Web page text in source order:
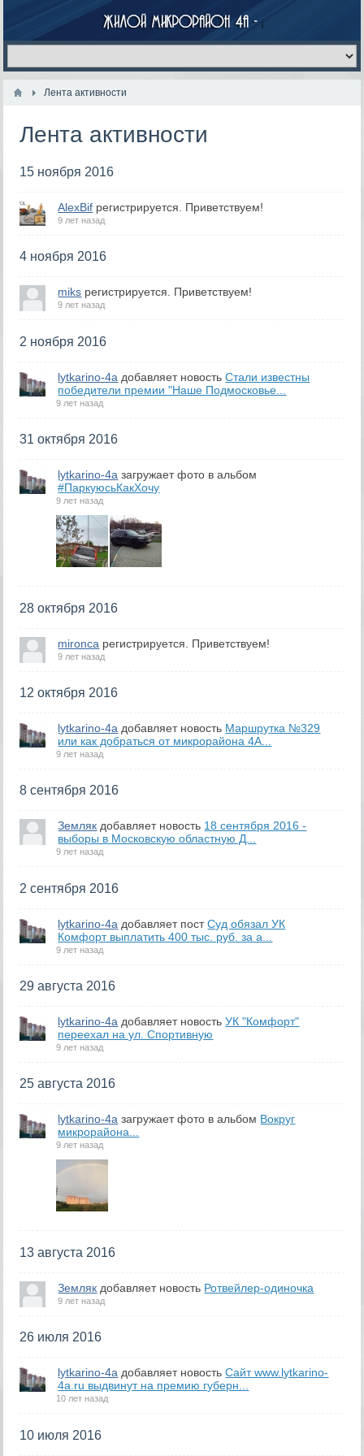
Лента активности
Лента активности
15 ноября 2016
AlexBif регистрируется. Приветствуем!
9 лет назад
4 ноября 2016
miks регистрируется. Приветствуем!
9 лет назад
2 ноября 2016
lytkarino-4a добавляет новостьСтали известны
победители премии "Наше Подмосковье...
9 лет назад
31 октября 2016
lytkarino-4a загружает фото в альбом
#ПаркуюсьКакХочу
9 лет назад
28 октября 2016
mironca регистрируется. Приветствуем!
9 лет назад
12 октября 2016
lytkarino-4a добавляет новость Маршрутка №329
или как добраться от микрорайона 4А...
9 лет назад
8 сентября 2016
Земляк добавляет новость 18 сентября 2016 -
выборы в Московскую областную Д...
9 лет назад
2 сентября 2016
lytkarino-4a добавляет постСуд обязал УК
Комфорт выплатить 400 тыс. руб. за а...
9 лет назад
29 августа 2016
lytkarino-4a добавляет новостьУК "Комфорт"
переехал на ул. Спортивную
9 лет назад
25 августа 2016
lytkarino-4a загружает фото в альбом Вокруг
микрорайона...
9 лет назад
13 августа 2016
Земляк добавляет новость Ротвейлер-одиночка
9 лет назад
26 июля 2016
lytkarino-4a добавляет новостьСайт www.lytkarino-
4a.ru выдвинут на премию губерн...
10 лет назад
10 июля 2016